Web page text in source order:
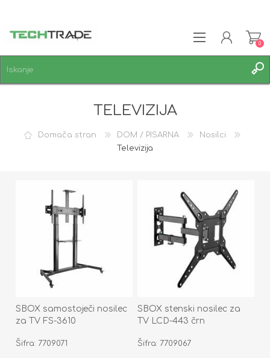
0
TELEVIZIJA
Domača stran DOM / PISARNA
Nosilci
Televizija
SBOX samostoječi nosilec
za TV FS-3610
Šifra: 7709071
SBOX stenski nosilec za
TV LCD-443 črn
Šifra: 7709067